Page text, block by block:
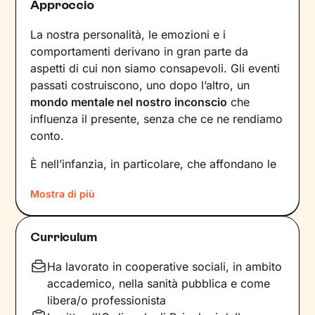
Approccio
La nostra personalità, le emozioni e i
comportamenti derivano in gran parte da
aspetti di cui non siamo consapevoli. Gli eventi
passati costruiscono, uno dopo l’altro, un
mondo mentale nel nostro inconscio che
influenza il presente, senza che ce ne rendiamo
conto.
È nell’infanzia, in particolare, che affondano le
e agire: leesperienze vissute in famiglia
infatti, vengono apprese, memorizzate e
riproposte nelle relazioni successive.
che in età adulta si attivano in maniera
automatica - è la chiave per innescare il
cambiamento.
Mostra di più
Curriculum
Ha lavorato in cooperative sociali, in ambito
accademico, nella sanità pubblica e come
libera/o professionista